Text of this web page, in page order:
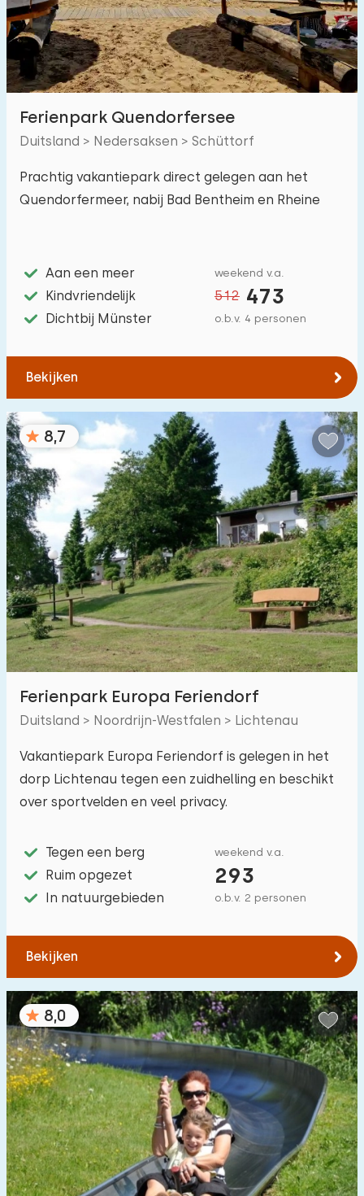
0,2 0,5 1 2 5
Accommodatie
Niet op vakantiepark
Vrijstaande woning
Tiny house
Kindvriendelijk
Kindermeubilair 1
Omheinde tuin 1
Speeltoestellen bij woning 3
Binnenzwembad 0
Buitenzwembad 0
Kinderanimatie 1
Kinderfaciliteiten op park 2
Verminderde mobiliteit
Rolstoelvriendelijk
Met hulpmiddelen
Ferienpark Quendorfersee
Duitsland > Nedersaksen > Schüttorf
Prachtig vakantiepark direct gelegen aan het
Quendorfermeer, nabij Bad Bentheim en Rheine
Aan een meer
Kindvriendelijk
Dichtbij Münster
weekend v.a.
512 473
o.b.v. 4 personen
Bekijken
8,7
Ferienpark Europa Feriendorf
Duitsland > Noordrijn-Westfalen > Lichtenau
Vakantiepark Europa Feriendorf is gelegen in het
dorp Lichtenau tegen een zuidhelling en beschikt
over sportvelden en veel privacy.
Tegen een berg
Ruim opgezet
In natuurgebieden
weekend v.a.
293
o.b.v. 2 personen
Bekijken
8,0